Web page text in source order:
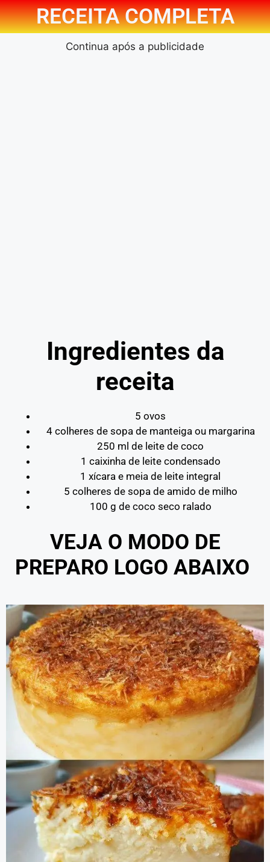
RECEITA COMPLETA
Continua após a publicidade
Ingredientes da
receita
5 ovos
4 colheres de sopa de manteiga ou margarina
250 ml de leite de coco
1 caixinha de leite condensado
1 xícara e meia de leite integral
5 colheres de sopa de amido de milho
100 g de coco seco ralado
VEJA O MODO DE
PREPARO LOGO ABAIXO